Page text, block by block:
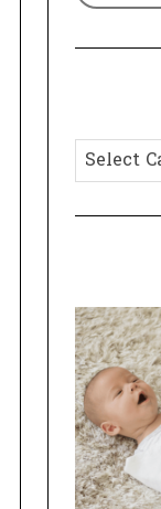
e
r
C
a
t
o
r
i
e
s